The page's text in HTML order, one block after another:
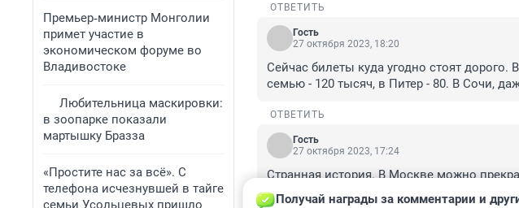
Премьер‑министр Монголии
примет участие в
экономическом форуме во
Владивостоке
Любительница маскировки:
в зоопарке показали
мартышку Бразза
«Простите нас за всё». С
телефона исчезнувшей в тайге
семьи Усольцевых пришло
ОТВЕТИТЬ
Гость
27 октября 2023, 18:20
Сейчас билеты куда угодно стоят
семью - 120 тысяч, в Питер - 80. В Сочи,
ОТВЕТИТЬ
Гость
27 октября 2023, 17:24
Странная история. В Москве можно
подготовиться к поездке: просмотреть
Получай награды за комментарии и